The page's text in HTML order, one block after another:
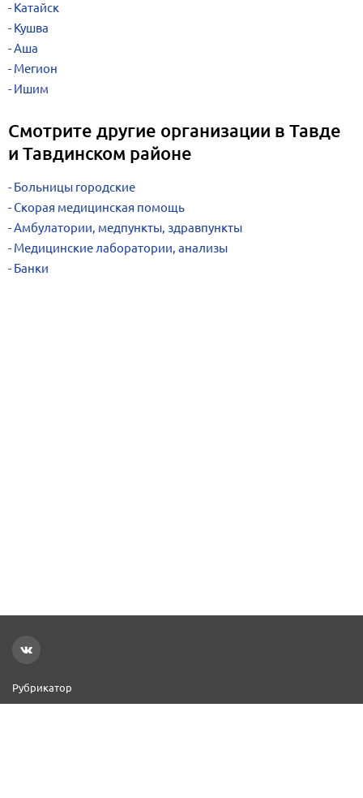
Катайск
Кушва
Аша
Мегион
Ишим
Смотрите другие организации в Тавде
и Тавдинском районе
Больницы городские
Скорая медицинская помощь
Амбулатории, медпункты, здравпункты
Медицинские лаборатории, анализы
Банки
Рубрикатор